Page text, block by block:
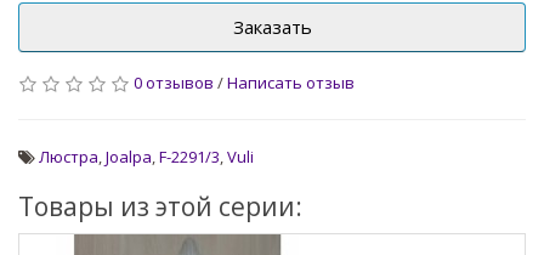
Заказать
0 отзывов /Написать отзыв
Люстра,Joalpa,F-2291/3,Vuli
Товары из этой серии: